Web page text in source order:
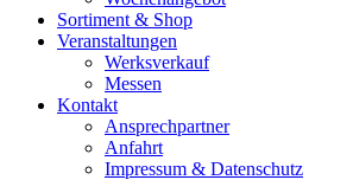
Sortiment & Shop
Veranstaltungen
Werksverkauf
Messen
Kontakt
Ansprechpartner
Anfahrt
Impressum & Datenschutz